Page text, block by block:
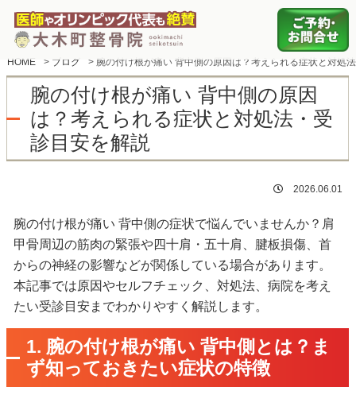
HOME > ブログ > 腕の付け根が痛い 背中側の原因は？考えられる症状と対処
腕の付け根が痛い 背中側の原因
は？考えられる症状と対処法・受
診目安を解説
2026.06.01
腕の付け根が痛い 背中側の症状で悩んでいませんか？肩
甲骨周辺の筋肉の緊張や四十肩・五十肩、腱板損傷、首
からの神経の影響などが関係している場合があります。
本記事では原因やセルフチェック、対処法、病院を考え
たい受診目安までわかりやすく解説します。
1. 腕の付け根が痛い 背中側とは？ま
ず知っておきたい症状の特徴